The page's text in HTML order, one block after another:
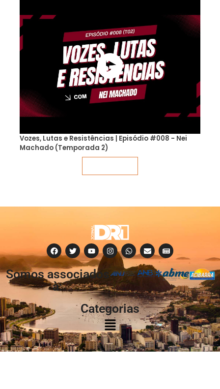
Vozes, Lutas e Resistências | Episódio #008 - Nei
Machado (Temporada 2)
Somos associados
à:
Categorias